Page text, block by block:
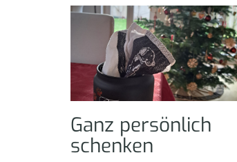
Ganz persönlich
schenken